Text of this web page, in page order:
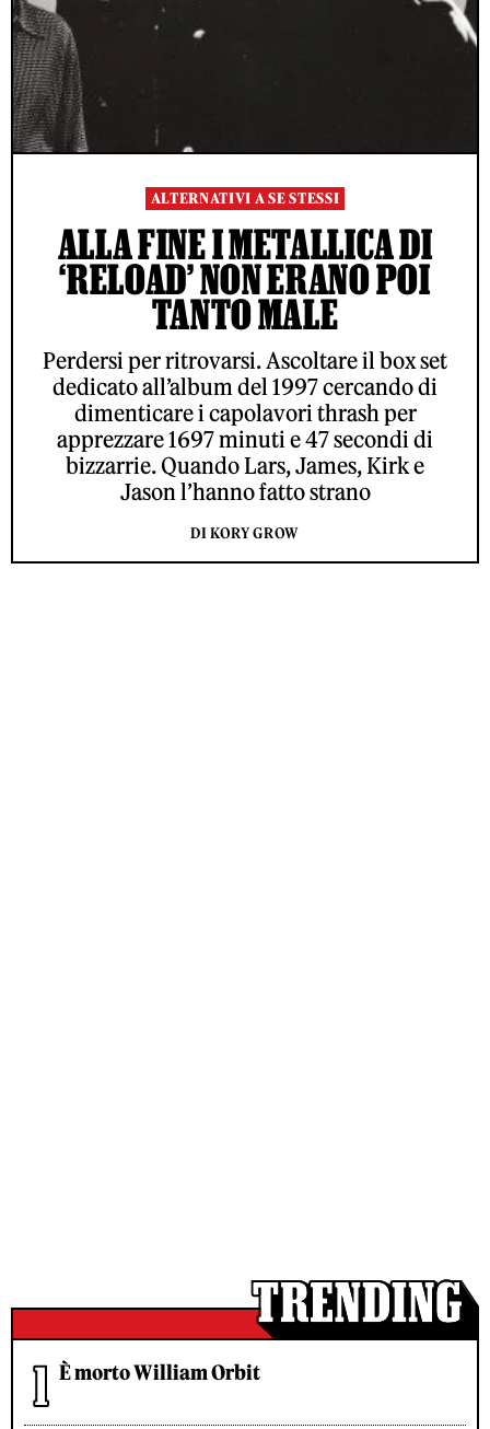
ALTERNATIVI A SE STESSI
ALLA FINE I METALLICA DI
‘RELOAD’ NON ERANO POI
TANTO MALE
Perdersi per ritrovarsi. Ascoltare il box set
dedicato all’album del 1997 cercando di
dimenticare i capolavori thrash per
apprezzare 1697 minuti e 47 secondi di
bizzarrie. Quando Lars, James, Kirk e
Jason l’hanno fatto strano
DI KORY GROW
È morto William Orbit